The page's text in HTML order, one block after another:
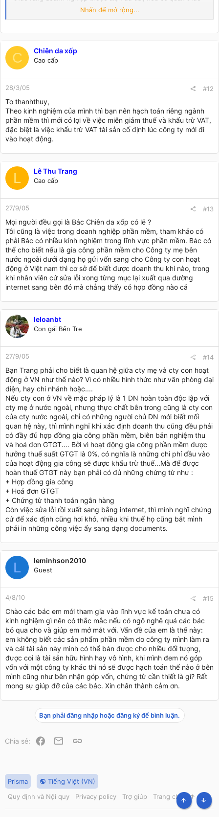
có ý kiến khác thì sẽ trả lời bằng văn bản cho doanh nghiệp
-Nếu doanh nghiệp có kinh doanh ngành khác, còn phải đăng
ký cách hạch toán : hạch toán riêng ngành phần mềm, hoặc
hạch toán chia theo tỉ lệ doanh số ; và phải được cơ quan thuế
chấp nhận bằng văn bản.
Nhấn để mở rộng...
C Chiên da xốp
Cao cấp
28/3/05 #12
To thanhthuy,
Theo kinh nghiệm của mình thì bạn nên hạch toán riêng ngành
phần mềm thì mới có lợi về việc miễn giảm thuế và khấu trừ VAT,
đặc biệt là việc khấu trừ VAT tài sản cố định lúc công ty mới đi
vào hoạt động.
L Lê Thu Trang
Cao cấp
27/9/05 #13
Mọi người đều gọi là Bác Chiên da xốp có lẽ ?
Tôi cũng là việc trong doanh nghiệp phần mềm, tham khảo có
phải Bác có nhiều kinh nghiệm trong lĩnh vực phần mềm. Bác có
thể cho biết nếu là gia công phần mềm cho Công ty mẹ bên
nước ngoài dưới dạng họ gửi vốn sang cho Công ty con hoạt
động ở Việt nam thì cơ sở để biết được doanh thu khi nào, trong
khi nhân viên cứ sửa lỗi xong từng mục lại xuất qua đường
internet sang bên đó mà chẳng thấy có hợp đồng nào cả
leloanbt
Con gái Bến Tre
27/9/05 #14
Bạn Trang phải cho biết là quan hệ giữa cty mẹ và cty con hoạt
động ở VN như thế nào? Vì có nhiều hình thức như văn phòng đại
diện, hay chi nhánh hoặc....
Nếu cty con ở VN về mặc pháp lý là 1 DN hoàn toàn độc lập với
cty mẹ ở nước ngoài, nhưng thực chất bên trong cũng là cty con
của cty nước ngoài, chỉ có những người chủ DN mới biết mối
quan hệ này, thì mình nghĩ khi xác định doanh thu cũng đều phải
có đầy đủ hợp đồng gia công phần mềm, biên bản nghiệm thu
và hoá đơn GTGT.... Bởi vì hoạt động gia công phần mềm được
hưởng thuế suất GTGT là 0%, có nghĩa là những chi phí đầu vào
của hoạt động gia công sẽ được khấu trừ thuế...Mà để được
hoàn thuế GTGT này bạn phải có đủ những chứng từ như :
+ Hợp đồng gia công
+ Hoá đơn GTGT
+ Chứng từ thanh toán ngân hàng
Còn việc sửa lỗi rồi xuất sang bằng internet, thì mình nghĩ chứng
cứ để xác định cũng hơi khó, nhiều khi thuế họ cũng bắt mình
phải in những công việc ấy sang dạng documents.
L leminhson2010
Guest
4/8/10 #15
Chào các bác em mới tham gia vào lĩnh vực kế toán chưa có
kinh nghiệm gì nên có thắc mắc nếu có ngô nghê quá các bác
bỏ qua cho và giúp em mở mắt với. Vấn đề của em là thế này:
em không biết các sản phẩm phần mềm do công ty mình làm ra
và cái tài sản này mình có thể bán được cho nhiều đối tượng,
được coi là tài sản hữu hình hay vô hình, khi mình đem nó góp
vốn với một công ty khác thì nó sẽ được hạch toán thế nào ở bên
mình cũng như bên nhận góp vốn, chứng từ cần thiết là gì? Rất
mong sự giúp đỡ của các bác. Xin chân thành cảm ơn.
Bạn phải đăng nhập hoặc đăng ký để bình luận.
Chia sẻ: Facebook
Email
Prisma
Tiếng Việt (VN)
Quy định và Nội quy
Privacy policy Trợ giúp Trang chủ
R
S
TOP